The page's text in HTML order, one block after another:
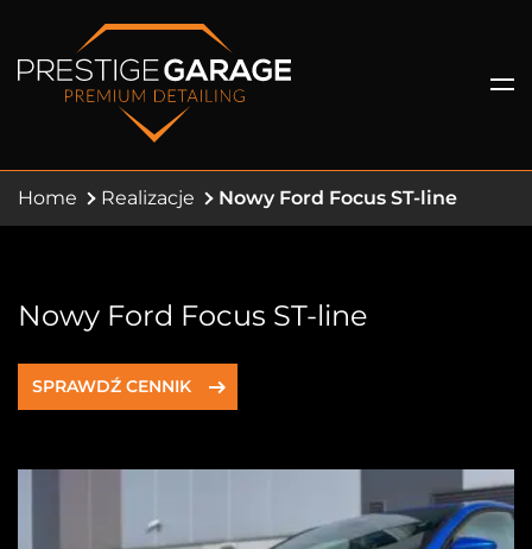
Home Realizacje Nowy Ford Focus ST-line
Nowy Ford Focus ST-line
SPRAWDŹ CENNIK